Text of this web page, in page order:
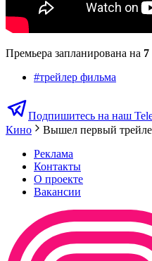
Премьера запланирована на
#трейлер фильма
Подпишитесь на наш
Кино
Вышел первый
Реклама
Контакты
О проекте
Вакансии